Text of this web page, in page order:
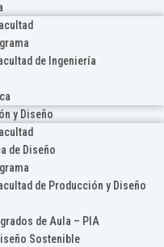
de Ingeniería
y Diseño
de Diseño
de Producción y Diseño
de Aula – PIA
Sostenible